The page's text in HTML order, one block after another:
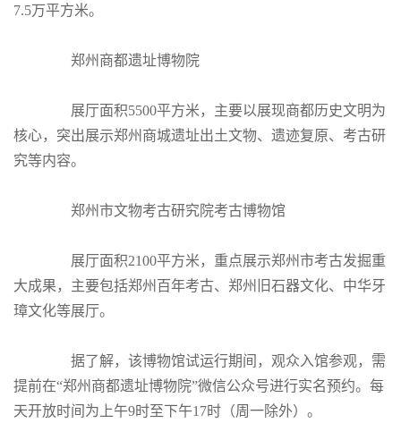
7.5万平方米。
郑州商都遗址博物院
展厅面积5500平方米，主要以展现商都历史文明为
核心，突出展示郑州商城遗址出土文物、遗迹复原、考古研
究等内容。
郑州市文物考古研究院考古博物馆
展厅面积2100平方米，重点展示郑州市考古发掘重
大成果，主要包括郑州百年考古、郑州旧石器文化、中华牙
璋文化等展厅。
据了解，该博物馆试运行期间，观众入馆参观，需
提前在“郑州商都遗址博物院”微信公众号进行实名预约。每
天开放时间为上午9时至下午17时（周一除外）。